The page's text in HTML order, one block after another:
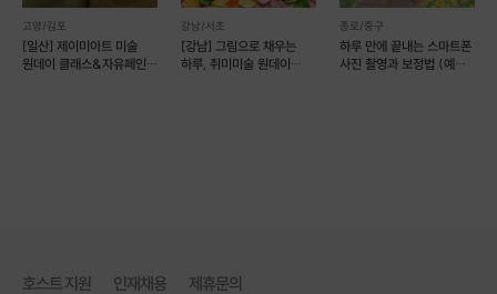
고양/김포
[일산] 제이미아트 미술
원데이 클래스&자유페인팅
강남/서초
[강남] 그림으로 채우는
하루, 취미미술 원데이
종로/중구
하루 만에 끝내는 스마트폰
사진 촬영과 보정법 (예약
호스트 지원 인재채용 제휴문의